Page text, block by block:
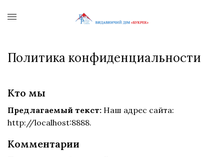
Политика конфиденциальности
Кто мы
Предлагаемый текст: Наш адрес сайта:
http://localhost:8888.
Комментарии